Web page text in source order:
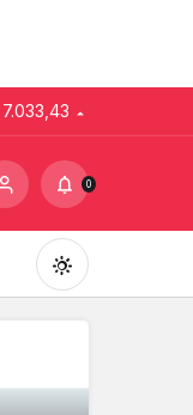
7.033,43
0